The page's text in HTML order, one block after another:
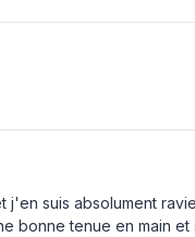
suis absolument
bonne tenue en main